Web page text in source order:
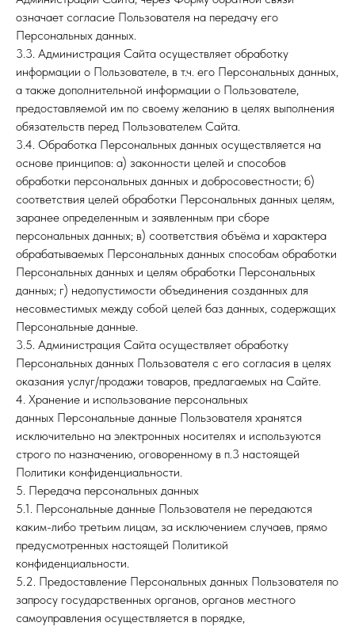
означает согласие Пользователя на передачу его
Персональных данных.
3.3. Администрация Сайта осуществляет обработку
информации о Пользователе, в т.ч. его Персональных данных,
а также дополнительной информации о Пользователе,
предоставляемой им по своему желанию в целях выполнения
обязательств перед Пользователем Сайта.
3.4. Обработка Персональных данных осуществляется на
основе принципов: а) законности целей и способов
обработки персональных данных и добросовестности; б)
соответствия целей обработки Персональных данных целям,
заранее определенным и заявленным при сборе
персональных данных; в) соответствия объёма и характера
обрабатываемых Персональных данных способам обработки
Персональных данных и целям обработки Персональных
данных; г) недопустимости объединения созданных для
несовместимых между собой целей баз данных, содержащих
Персональные данные.
3.5. Администрация Сайта осуществляет обработку
Персональных данных Пользователя с его согласия в целях
оказания услуг/продажи товаров, предлагаемых на Сайте.
4. Хранение и использование персональных
данных Персональные данные Пользователя хранятся
исключительно на электронных носителях и используются
строго по назначению, оговоренному в п.3 настоящей
Политики конфиденциальности.
5. Передача персональных данных
5.1. Персональные данные Пользователя не передаются
каким-либо третьим лицам, за исключением случаев, прямо
предусмотренных настоящей Политикой
конфиденциальности.
5.2. Предоставление Персональных данных Пользователя по
запросу государственных органов, органов местного
самоуправления осуществляется в порядке,